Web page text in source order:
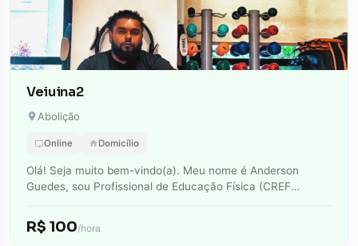
Veiuina2
Abolição
Online Domicílio
Olá! Seja muito bem-vindo(a). Meu nome é Anderson
Guedes, sou Profissional de Educação Física (CREF
R$ 100/hora